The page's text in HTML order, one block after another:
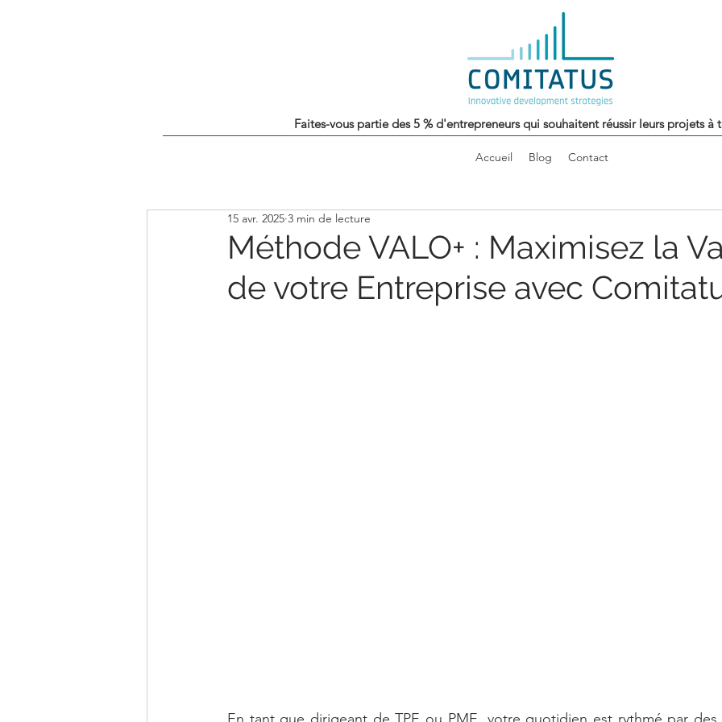
Faites-vous partie des 5 % d'entrepreneurs qui souhaitent réussir leurs projets à
Accueil Blog Contact
Méthode VALO+ : Maximisez la
de votre Entreprise avec
15 avr. 2025 3 min de lecture